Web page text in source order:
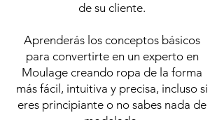
de su cliente.
Aprenderás los conceptos básicos
para convertirte en un experto en
Moulage creando ropa de la forma
más fácil, intuitiva y precisa, incluso si
eres principiante o no sabes nada de